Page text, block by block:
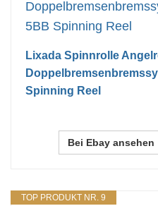
Lixada Spinnrolle
Spinning Reel
Bei Ebay ansehen
TOP PRODUKT NR. 9